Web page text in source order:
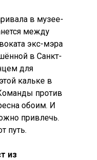
в музее-
между
экс-мэра
в Санкт-
для
кальке в
против
обоим. И
привлечь.
путь.
из